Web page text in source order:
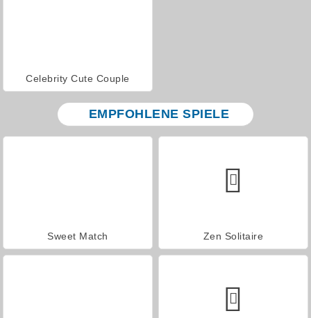
Celebrity Cute Couple
EMPFOHLENE SPIELE
Sweet Match Zen Solitaire